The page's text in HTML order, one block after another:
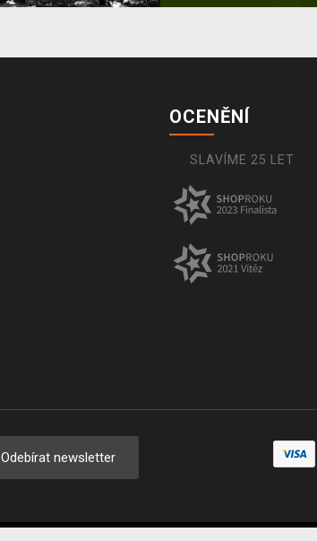
OCENĚNÍ
SLAVÍME 25 LET
Odebírat newsletter